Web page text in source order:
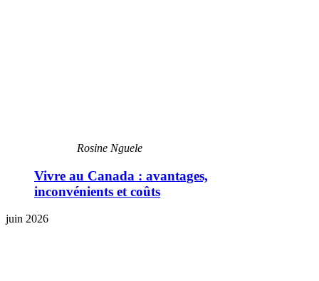
Rosine Nguele
Vivre au Canada : avantages,
inconvénients et coûts
juin 2026